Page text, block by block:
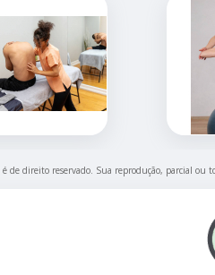
é de direito reservado. Sua reprodução, parcial ou